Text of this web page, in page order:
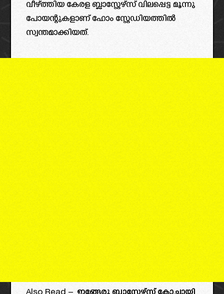
വീഴ്ത്തിയ കേരള ബ്ലാസ്റ്റേഴ്സ് വിലപ്പെട്ട മൂന്നു
പോയന്റുകളാണ് ഹോം സ്റ്റേഡിയത്തിൽ
സ്വന്തമാക്കിയത്.